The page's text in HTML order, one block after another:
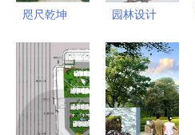
咫尺乾坤
植物与山石
的共生之韵
园林设计
植物组成的
和谐乐章